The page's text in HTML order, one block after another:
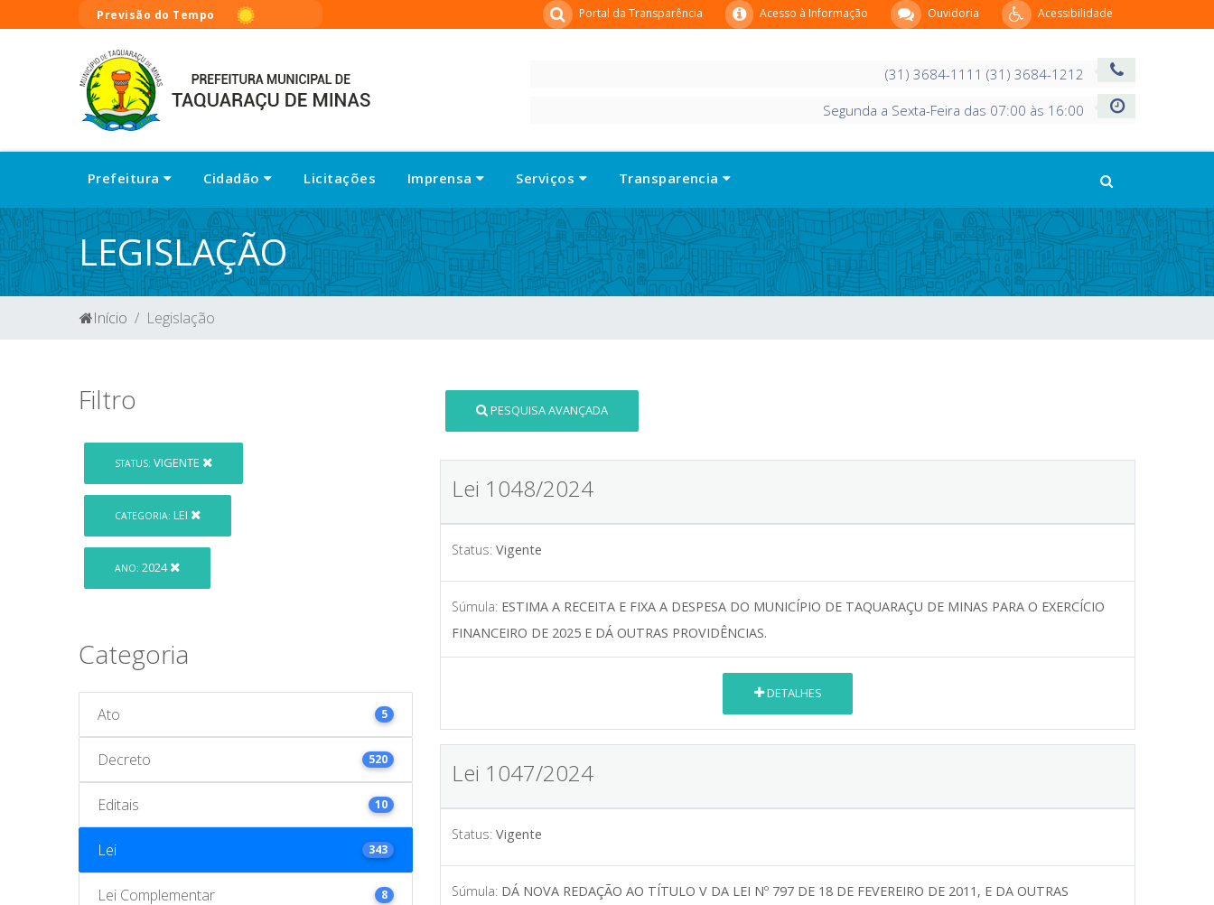
Previsão do Tempo Acessibilidade
Ouvidoria
Acesso à Informação
Portal da Transparência
(31) 3684-1111 (31) 3684-1212
Segunda a Sexta-Feira das 07:00 às 16:00
Prefeitura Cidadão Licitações Imprensa Serviços Transparencia
LEGISLAÇÃO
Início Legislação
Filtro
STATUS: VIGENTE
CATEGORIA: LEI
ANO: 2024
Categoria
Ato 5
Decreto 520
Editais 10
Lei 343
Lei Complementar 8
PESQUISA AVANÇADA
Lei 1048/2024
Status: Vigente
Súmula: ESTIMA A RECEITA E FIXA A DESPESA DO MUNICÍPIO DE TAQUARAÇU DE MINAS PARA O EXERCÍCIO
FINANCEIRO DE 2025 E DÁ OUTRAS PROVIDÊNCIAS.
DETALHES
Lei 1047/2024
Status: Vigente
Súmula: DÁ NOVA REDAÇÃO AO TÍTULO V DA LEI Nº 797 DE 18 DE FEVEREIRO DE 2011, E DA OUTRAS